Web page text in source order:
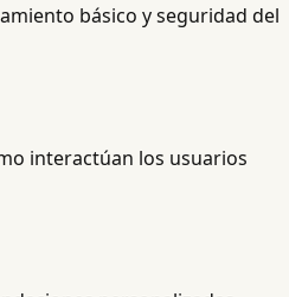
básico y seguridad del
interactúan los usuarios